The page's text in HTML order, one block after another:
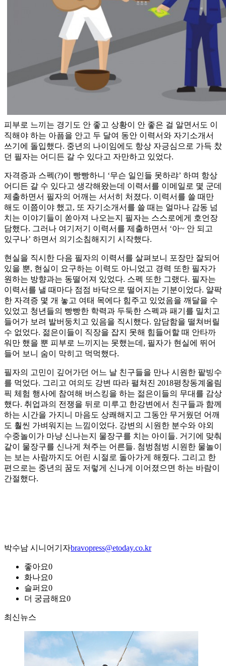
피부로 느끼는 경기도 안 좋고 상황이 안 좋은 걸 알면서도 이
직해야 하는 아픔을 안고 두 달여 동안 이력서와 자기소개서
쓰기에 돌입했다. 중년의 나이임에도 항상 자긍심으로 가득 찼
던 필자는 어디든 갈 수 있다고 자만하고 있었다.
자격증과 스펙(?)이 빵빵하니 ‘무슨 일인들 못하랴’ 하며 항상
어디든 갈 수 있다고 생각해왔는데 이력서를 이메일로 몇 군데
제출하면서 필자의 어깨는 서서히 처졌다. 이력서를 쓸 때만
해도 이쯤이야 했고, 또 자기소개서를 쓸 때는 얼마나 감동 넘
치는 이야기들이 쏟아져 나오는지 필자는 스스로에게 호언장
담했다. 그러나 여기저기 이력서를 제출하면서 ‘아~ 안 되고
있구나’ 하면서 의기소침해지기 시작했다.
현실을 직시한 다음 필자의 이력서를 살펴보니 포장만 잘되어
있을 뿐, 현실이 요구하는 이력도 아니었고 경력 또한 필자가
원하는 방향과는 동떨어져 있었다. 스펙 또한 그랬다. 필자는
이력서를 낼 때마다 점점 바닥으로 떨어지는 기분이었다. 얄팍
한 자격증 몇 개 놓고 여태 목에다 힘주고 있었음을 깨달을 수
있었고 청년들의 빵빵한 학력과 두둑한 스펙과 패기를 밀치고
들어가 보려 발버둥치고 있음을 직시했다. 암담함을 떨쳐버릴
수 없었다. 젊은이들이 직장을 잡지 못해 힘들어할 때 안타까
워만 했을 뿐 피부로 느끼지는 못했는데, 필자가 현실에 뛰어
들어 보니 숨이 막히고 먹먹했다.
필자의 고민이 깊어가던 어느 날 친구들을 만나 시원한 팥빙수
를 먹었다. 그리고 여의도 강변 따라 펼쳐진 2018평창동계올림
픽 체험 행사에 참여해 버스킹을 하는 젊은이들의 무대를 감상
했다. 취업과의 전쟁을 뒤로 미루고 한강변에서 친구들과 함께
하는 시간을 가지니 마음도 상쾌해지고 그동안 무거웠던 어깨
도 훨씬 가벼워지는 느낌이었다. 강변의 시원한 분수와 야외
수중놀이가 마냥 신나는지 물장구를 치는 아이들. 거기에 맞춰
같이 물장구를 신나게 쳐주는 어른들. 첨벙첨벙 시원한 물놀이
는 보는 사람까지도 어린 시절로 돌아가게 해줬다. 그리고 한
편으로는 중년의 꿈도 저렇게 신나게 이어졌으면 하는 바람이
간절했다.
박수남 시니어기자bravopress@etoday.co.kr
좋아요0
화나요0
슬퍼요0
더 궁금해요0
최신뉴스